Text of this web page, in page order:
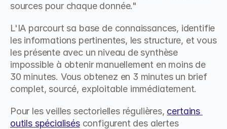
sources pour chaque donnée."
L'IA parcourt sa base de connaissances, identifie
les informations pertinentes, les structure, et vous
les présente avec un niveau de synthèse
impossible à obtenir manuellement en moins de
30 minutes. Vous obtenez en 3 minutes un brief
complet, sourcé, exploitable immédiatement.
Pour les veilles sectorielles régulières, certains
outils spécialisés configurent des alertes